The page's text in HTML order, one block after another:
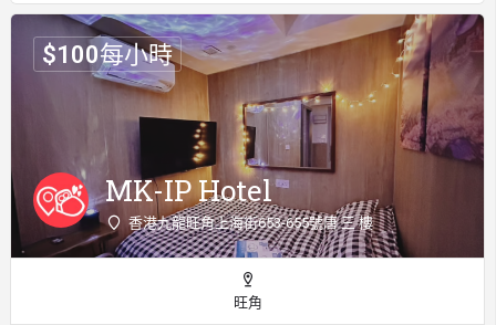
MK-IP Hotel
香港九龍旺角上海街653-655號唐 三 樓
$100每小時
旺角